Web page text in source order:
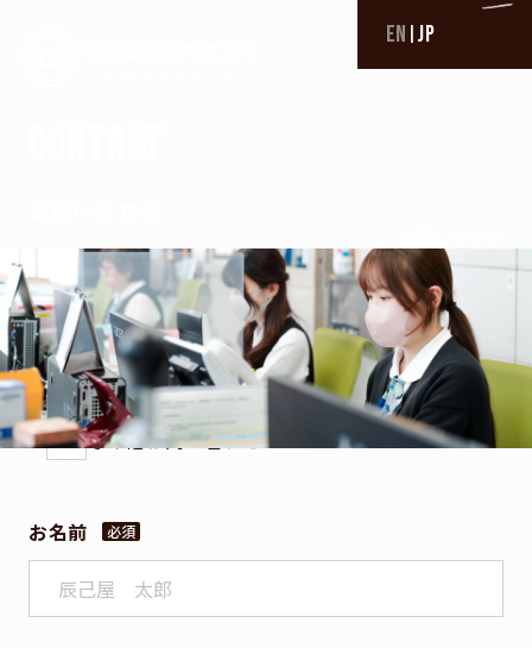
事業内容一覧
非鉄金属材料販売×スリッター加工
CCAC
パイプ加工
パイプ加工実績
切削加工
切削加工実績
社員紹介
RECRUIT
EN JP
お問い合わせ種別
材料について
加工について
その他お問い合わせ
お名前